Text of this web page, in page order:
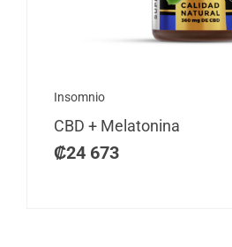
Insomnio
CBD + Melatonina
₡24 673